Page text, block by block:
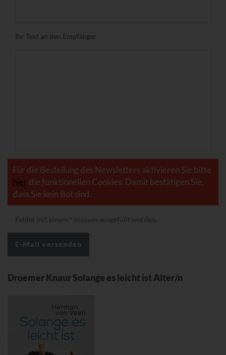
Ihr Text an den Empfänger
Für die Bestellung des Newsletters aktivieren Sie bitte
hier die funktionellen Cookies. Damit bestätigen Sie,
dass Sie kein Bot sind.
Felder mit einem müssen ausgefüllt werden.
Droemer Knaur Solange es leicht ist Alter/n